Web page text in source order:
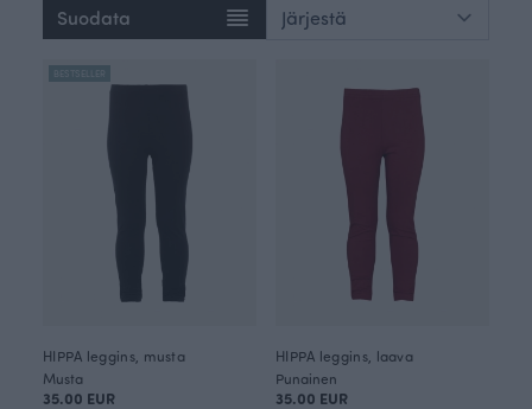
Suodata
BESTSELLER
HIPPA leggins, musta
Musta
35.00 EUR
HIPPA leggins, laava
Punainen
35.00 EUR